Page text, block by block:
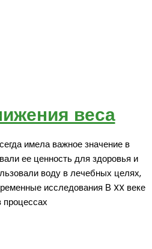
веса
имела важное значение в
ее ценность для здоровья и
воду в лечебных целях,
исследования В XX веке